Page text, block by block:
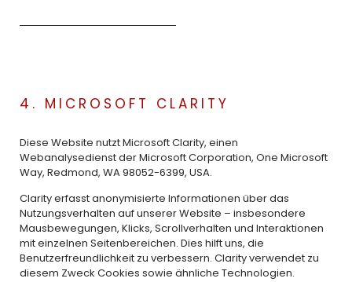
4. MICROSOFT CLARITY
Diese Website nutzt Microsoft Clarity, einen
Webanalysedienst der Microsoft Corporation, One Microsoft
Way, Redmond, WA 98052-6399, USA.
Clarity erfasst anonymisierte Informationen über das
Nutzungsverhalten auf unserer Website – insbesondere
Mausbewegungen, Klicks, Scrollverhalten und Interaktionen
mit einzelnen Seitenbereichen. Dies hilft uns, die
Benutzerfreundlichkeit zu verbessern. Clarity verwendet zu
diesem Zweck Cookies sowie ähnliche Technologien.